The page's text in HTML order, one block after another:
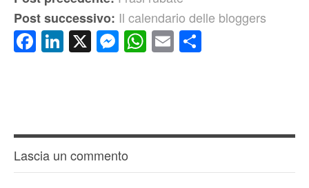
Post successivo: Il calendario delle bloggers
Facebook
LinkedIn
X Messenger
WhatsApp
Email
Lascia un commento